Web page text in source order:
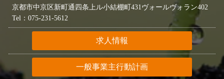
京都市中京区新町通四条上ル小結棚町431ヴォールヴォラン402
Tel：075-231-5612
求人情報
一般事業主行動計画